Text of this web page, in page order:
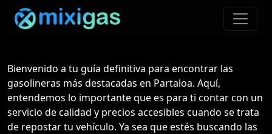
Bienvenido a tu guía definitiva para encontrar las
gasolineras más destacadas en Partaloa. Aquí,
entendemos lo importante que es para ti contar con un
servicio de calidad y precios accesibles cuando se trata
de repostar tu vehículo. Ya sea que estés buscando las